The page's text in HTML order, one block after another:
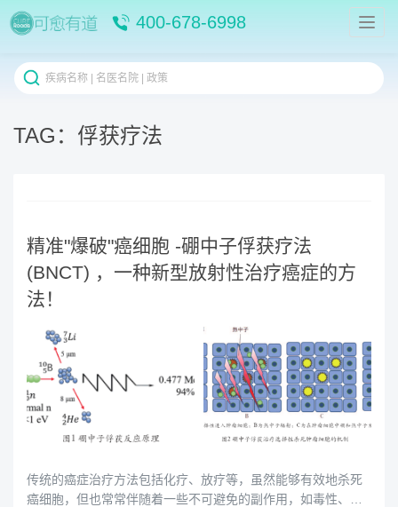
400-678-6998
TAG：俘获疗法
精准"爆破"癌细胞 -硼中子俘获疗法
(BNCT) ，一种新型放射性治疗癌症的方
法！
传统的癌症治疗方法包括化疗、放疗等，虽然能够有效地杀死
癌细胞，但也常常伴随着一些不可避免的副作用，如毒性、免